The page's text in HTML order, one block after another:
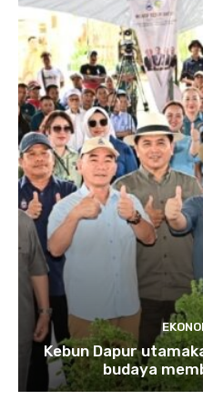
Kebun Dapur
budaya